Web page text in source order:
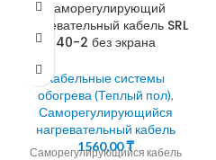
Саморегулирующий
нагревательный кабель SRL
40-2 без экрана
Кабельные системы
обогрева (Теплый пол),
Саморегулирующийся
нагревательный кабель
1560,00₸
Саморегулирующийся кабель